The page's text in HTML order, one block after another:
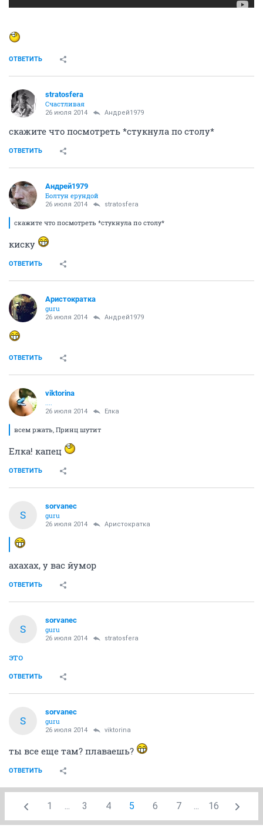
ОТВЕТИТЬ
stratosfera
Счастливая
26 июля 2014 Андрей1979
скажите что посмотреть *стукнула по столу*
ОТВЕТИТЬ
Андрей1979
Болтун ерундой
26 июля 2014 stratosfera
скажите что посмотреть *стукнула по столу*
киску
ОТВЕТИТЬ
Аристократка
guru
26 июля 2014 Андрей1979
ОТВЕТИТЬ
viktorina
26 июля 2014 Ёлка
всем ржать, Принц шутит
Елка! капец
ОТВЕТИТЬ
S
sorvanec
guru
26 июля 2014 Аристократка
ахахах, у вас йумор
ОТВЕТИТЬ
S
sorvanec
guru
26 июля 2014 stratosfera
это
ОТВЕТИТЬ
S
sorvanec
guru
26 июля 2014 viktorina
ты все еще там? плаваешь?
ОТВЕТИТЬ
1 ... 3 4 5 6 7 ... 16